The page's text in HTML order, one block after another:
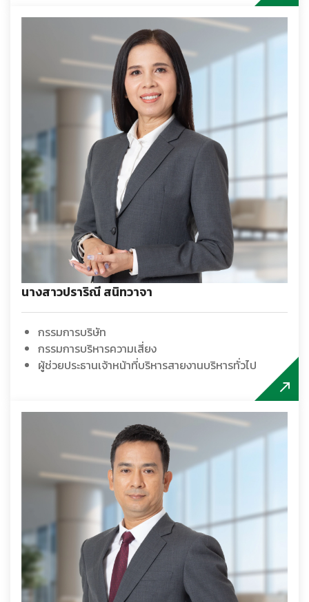
นางสาวปราริณี สนิทวาจา
กรรมการบริษัท
กรรมการบริหารความเสี่ยง
ผู้ช่วยประธานเจ้าหน้าที่บริหารสายงานบริหารทั่วไป